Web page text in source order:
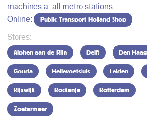
machines at all metro stations.
Online:
Public Transport Holland Shop
Stores:
Alphen aan de Rijn Delft Den Haag
Gouda Hellevoetsluis Leiden
Rijswijk Rockanje Rotterdam
Zoetermeer